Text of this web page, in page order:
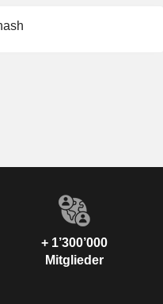
+ 1’300’000
Mitglieder